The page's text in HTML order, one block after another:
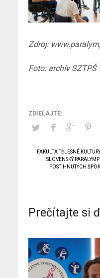
Zdroj:
Foto: archív SZTPŠ
FAKULTA TĚLESNÉ
SLOVENSKÝ
POSTIHNUTÝCH
Prečítajte si